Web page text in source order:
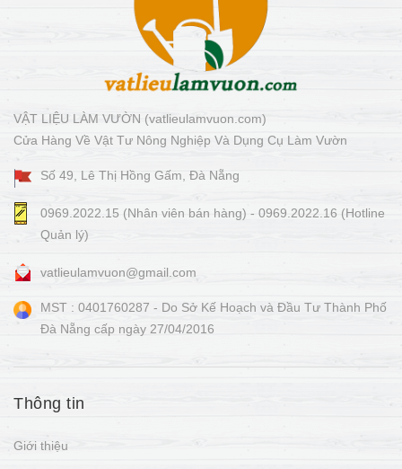
VẬT LIỆU LÀM VƯỜN (vatlieulamvuon.com)
Cửa Hàng Về Vật Tư Nông Nghiệp Và Dụng Cụ Làm Vườn
Số 49, Lê Thị Hồng Gấm, Đà Nẵng
0969.2022.15 (Nhân viên bán hàng) - 0969.2022.16 (Hotline
Quản lý)
vatlieulamvuon@gmail.com
MST : 0401760287 - Do Sở Kế Hoạch và Đầu Tư Thành Phố
Đà Nẵng cấp ngày 27/04/2016
Thông tin
Giới thiệu